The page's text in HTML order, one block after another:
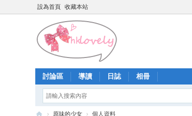
設為首頁 收藏本站
討論區 導讀 日誌 相冊
› 原味的少女 › 個人資料